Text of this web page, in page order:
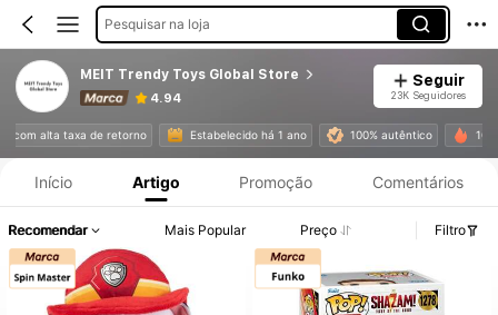
Pesquisar na loja
MEIT Trendy Toys Global Store
4.94
Seguir
23K Seguidores
com alta taxa de retorno Estabelecido há 1 ano 100% autêntico
Informações do Produto: Divulgação de Preço, Vendas e Detalhes de Stock.
Início Artigo Promoção Comentários
Recomendar Mais Popular Preço Filtro